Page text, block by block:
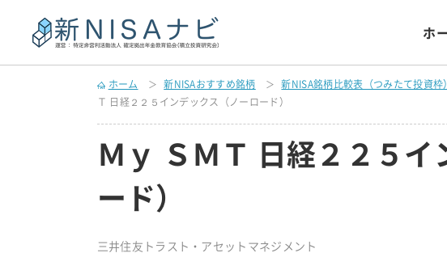
ホ
ホーム 新NISAおすすめ銘柄 新NISA銘柄比較表（つみたて投資枠
Ｔ 日経２２５インデックス（ノーロード）
Ｍｙ ＳＭＴ 日経２２５
ード）
三井住友トラスト・アセットマネジメント